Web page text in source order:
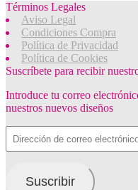
Términos Legales
Aviso Legal
Condiciones Compra
Política de Privacidad
Política de Cookies
Suscríbete para recibir
Introduce tu correo
nuestros nuevos diseños
de
Suscribir